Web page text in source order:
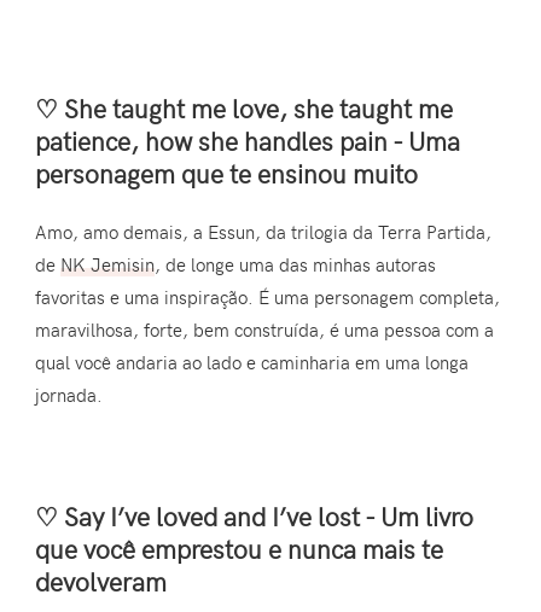
♡ She taught me love, she taught me
patience, how she handles pain - Uma
personagem que te ensinou muito
Amo, amo demais, a Essun, da trilogia da Terra Partida,
de NK Jemisin, de longe uma das minhas autoras
favoritas e uma inspiração. É uma personagem completa,
maravilhosa, forte, bem construída, é uma pessoa com a
qual você andaria ao lado e caminharia em uma longa
jornada.
♡ Say I’ve loved and I’ve lost - Um livro
que você emprestou e nunca mais te
devolveram